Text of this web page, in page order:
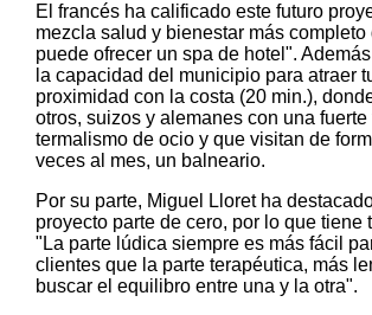
El francés ha calificado este futuro
mezcla salud y bienestar más completo
puede ofrecer un spa de hotel".
la capacidad del municipio para atraer
proximidad con la costa (20 min.),
otros, suizos y alemanes con una
termalismo de ocio y que visitan de
veces al mes, un balneario.
Por su parte, Miguel Lloret ha
proyecto parte de cero, por lo que tiene
"La parte lúdica siempre es más fácil
clientes que la parte terapéutica, más
buscar el equilibro entre una y la otra".